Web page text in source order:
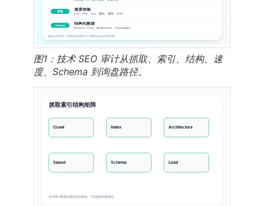
图1：技术 SEO 审计从抓取、索引、结构、速
度、Schema 到询盘路径。